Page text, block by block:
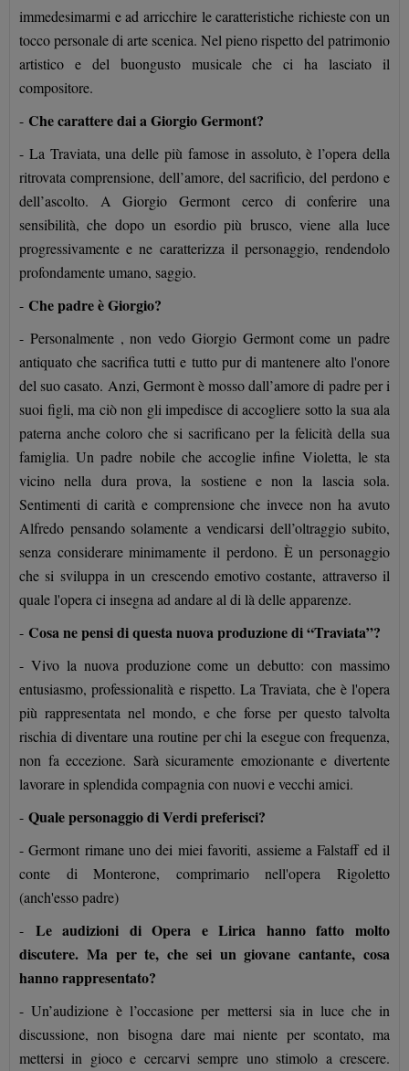
immedesimarmi e ad arricchire le caratteristiche richieste con un
tocco personale di arte scenica. Nel pieno rispetto del patrimonio
artistico e del buongusto musicale che ci ha lasciato il
compositore.
- Che carattere dai a Giorgio Germont?
- La Traviata, una delle più famose in assoluto, è l’opera della
ritrovata comprensione, dell’amore, del sacrificio, del perdono e
dell’ascolto. A Giorgio Germont cerco di conferire una
sensibilità, che dopo un esordio più brusco, viene alla luce
progressivamente e ne caratterizza il personaggio, rendendolo
profondamente umano, saggio.
- Che padre è Giorgio?
- Personalmente , non vedo Giorgio Germont come un padre
antiquato che sacrifica tutti e tutto pur di mantenere alto l'onore
del suo casato. Anzi, Germont è mosso dall’amore di padre per i
suoi figli, ma ciò non gli impedisce di accogliere sotto la sua ala
paterna anche coloro che si sacrificano per la felicità della sua
famiglia. Un padre nobile che accoglie infine Violetta, le sta
vicino nella dura prova, la sostiene e non la lascia sola.
Sentimenti di carità e comprensione che invece non ha avuto
Alfredo pensando solamente a vendicarsi dell’oltraggio subito,
senza considerare minimamente il perdono. È un personaggio
che si sviluppa in un crescendo emotivo costante, attraverso il
quale l'opera ci insegna ad andare al di là delle apparenze.
- Cosa ne pensi di questa nuova produzione di “Traviata”?
- Vivo la nuova produzione come un debutto: con massimo
entusiasmo, professionalità e rispetto. La Traviata, che è l'opera
più rappresentata nel mondo, e che forse per questo talvolta
rischia di diventare una routine per chi la esegue con frequenza,
non fa eccezione. Sarà sicuramente emozionante e divertente
lavorare in splendida compagnia con nuovi e vecchi amici.
- Quale personaggio di Verdi preferisci?
- Germont rimane uno dei miei favoriti, assieme a Falstaff ed il
conte di Monterone, comprimario nell'opera Rigoletto
(anch'esso padre)
-
Le audizioni di Opera e Lirica hanno fatto molto
discutere. Ma per te, che sei un giovane cantante, cosa
hanno rappresentato?
- Un’audizione è l’occasione per mettersi sia in luce che in
discussione, non bisogna dare mai niente per scontato, ma
mettersi in gioco e cercarvi sempre uno stimolo a crescere.